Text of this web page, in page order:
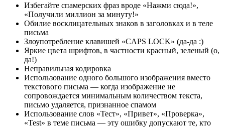
Избегайте спамерских фраз вроде «Нажми сюда!»,
«Получили миллион за минуту!»
Обилие восклицательных знаков в заголовках и в теле
письма
Злоупотребление клавишей «CAPS LOCK» (да-да :)
Яркие цвета шрифтов, в частности красный, зеленый (о,
да!)
Неправильная кодировка
Использование одного большого изображения вместо
текстового письма — когда изображение не
сопровождается минимальным количеством текста,
письмо удаляется, признанное спамом
Использование слов «Тест», «Привет», «Проверка»,
«Test» в теме письма — эту ошибку допускают те, кто